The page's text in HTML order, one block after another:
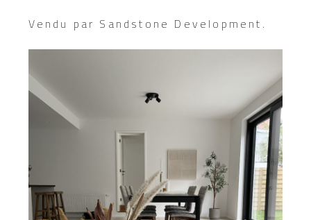
Vendu par Sandstone Development.